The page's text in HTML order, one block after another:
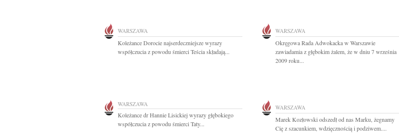
WARSZAWA
Koleżance Dorocie najserdeczniejsze wyrazy
współczucia z powodu śmierci Teścia składają...
WARSZAWA
Okręgowa Rada Adwokacka w Warszawie
zawiadamia z głębokim żalem, że w dniu 7 września
2009 roku...
WARSZAWA
Koleżance dr Hannie Lisickiej wyrazy głębokiego
współczucia z powodu śmierci Taty...
WARSZAWA
Marek Kozłowski odszedł od nas Marku, żegnamy
Cię z szacunkiem, wdzięcznością i podziwem....